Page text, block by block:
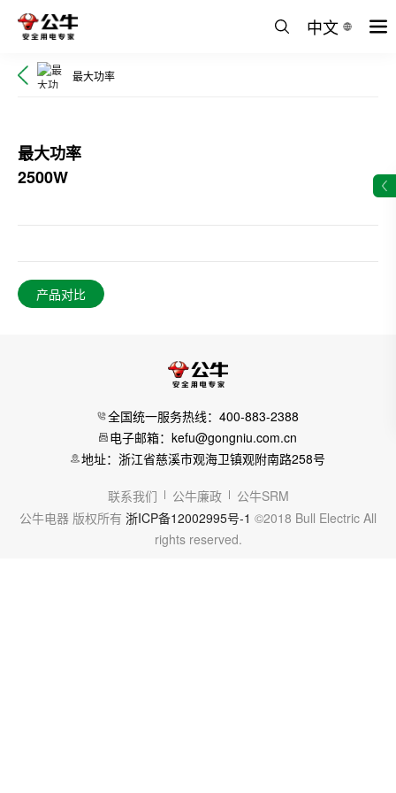
中文
最大功率
最大功率
2500W
产品对比
全国统一服务热线：400-883-2388
电子邮箱：kefu@gongniu.com.cn
地址：浙江省慈溪市观海卫镇观附南路258号
联系我们 公牛廉政
公牛SRM
公牛电器 版权所有 浙ICP备12002995号-1 ©2018 Bull Electric All
rights reserved.